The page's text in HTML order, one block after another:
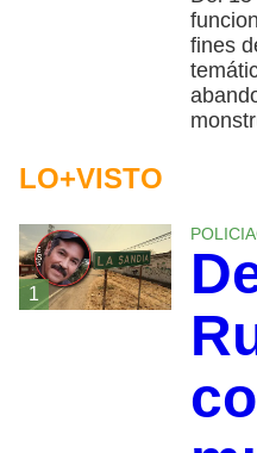
fines
LO+VISTO
1